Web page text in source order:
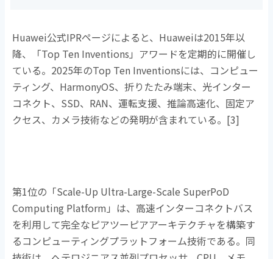
Huawei公式IPRページによると、 Huaweiは2015年以
降、「Top Ten Inventions 」アワードを定期的に開催し
ている。 2025年のTop Ten Inventionsには、コンピュー
ティング、 HarmonyOS、折りたたみ端末、光インター
コネクト、 SSD、 RAN、運転支援、推論高速化、固定ア
クセス、カメラ技術などの発明が含まれている。 [3]
第1位の「Scale-Up Ultra-Large-Scale SuperPoD
Computing Platform 」は、高速インターコネクトバス
を利用して完全なピアツーピアアーキテクチャを構築す
るコンピューティングプラットフォーム技術である。同